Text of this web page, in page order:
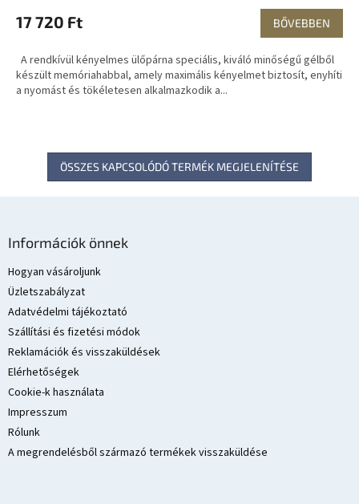
17 720 Ft BŐVEBBEN
A rendkívül kényelmes ülőpárna speciális, kiváló minőségű gélből
készült memóriahabbal, amely maximális kényelmet biztosít, enyhíti
a nyomást és tökéletesen alkalmazkodik a...
ÖSSZES KAPCSOLÓDÓ TERMÉK MEGJELENÍTÉSE
Információk önnek
Hogyan vásároljunk
Üzletszabályzat
Adatvédelmi tájékoztató
Szállítási és fizetési módok
Reklamációk és visszaküldések
Elérhetőségek
Cookie-k használata
Impresszum
Rólunk
A megrendelésből származó termékek visszaküldése